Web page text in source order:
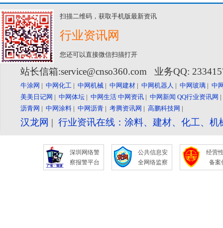
扫描二维码，获取手机版最新资讯
行业资讯网
您还可以直接微信扫描打开
站长信箱:service@cnso360.com 业务QQ:
牛涂网 | 中网化工 | 中网机械 | 中网建材 | 中网机器人 | 中网玻璃 | 中
美美日记网 | 中网体坛 | 中网生活 中网资讯 | 中网新闻 QQ行业资讯网
沥青网 | 中网涂料 | 中网沥青 | 考腾资讯网 | 高鹏科技网 |
汉龙网 | 行业资讯在线：涂料、建材、化工、
深圳网络警
察报警平台
公共信息安
全网络监察
经营
备案